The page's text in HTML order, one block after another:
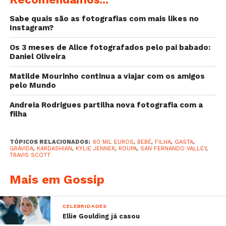
Sabe quais são as fotografias com mais likes no
Instagram?
Os 3 meses de Alice fotografados pelo pai babado:
Daniel Oliveira
Matilde Mourinho continua a viajar com os amigos
pelo Mundo
Andreia Rodrigues partilha nova fotografia com a
filha
TÓPICOS RELACIONADOS: 60 MIL EUROS, BEBÉ, FILHA, GASTA,
GRÁVIDA, KARDASHIAN, KYLIE JENNER, ROUPA, SAN FERNANDO VALLEY,
TRAVIS SCOTT
Mais em Gossip
CELEBRIDADES
Ellie Goulding já casou